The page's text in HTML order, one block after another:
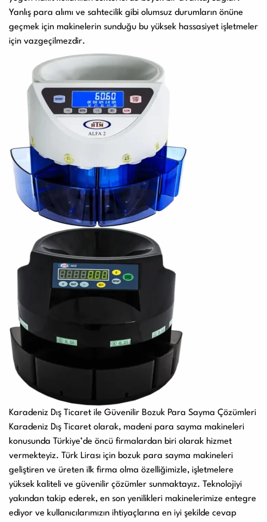
Yanlış para alımı ve sahtecilik gibi olumsuz durumların önüne
geçmek için makinelerin sunduğu bu yüksek hassasiyet işletmeler
için vazgeçilmezdir.
Karadeniz Dış Ticaret ile Güvenilir Bozuk Para Sayma Çözümleri
Karadeniz Dış Ticaret olarak, madeni para sayma makineleri
konusunda Türkiye’de öncü firmalardan biri olarak hizmet
vermekteyiz. Türk Lirası için bozuk para sayma makineleri
geliştiren ve üreten ilk firma olma özelliğimizle, işletmelere
yüksek kaliteli ve güvenilir çözümler sunmaktayız. Teknolojiyi
yakından takip ederek, en son yenilikleri makinelerimize entegre
ediyor ve kullanıcılarımızın ihtiyaçlarına en iyi şekilde cevap